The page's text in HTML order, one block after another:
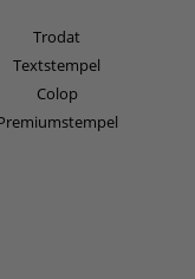
Trodat
Textstempel
Colop